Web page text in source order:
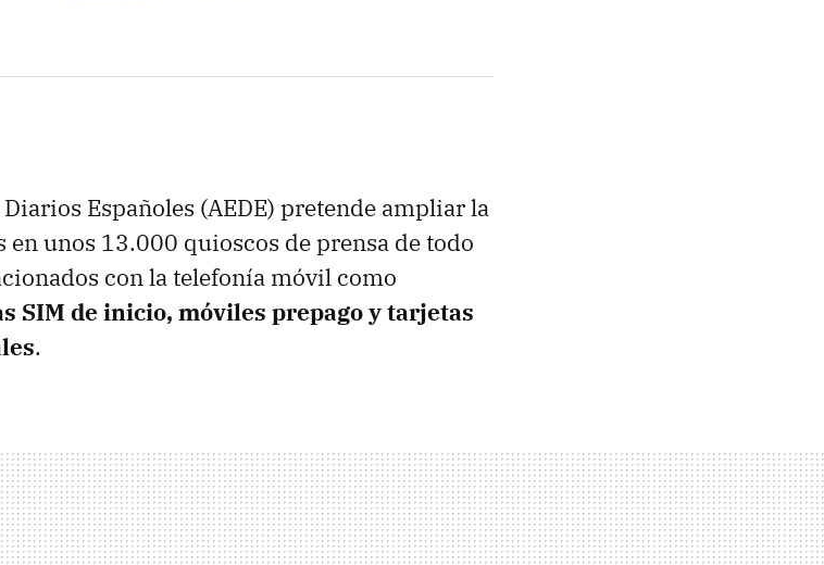
Españoles (AEDE) pretende ampliar la
unos 13.000 quioscos de prensa de todo
con la telefonía móvil como
SIM de inicio, móviles prepago y tarjetas
.